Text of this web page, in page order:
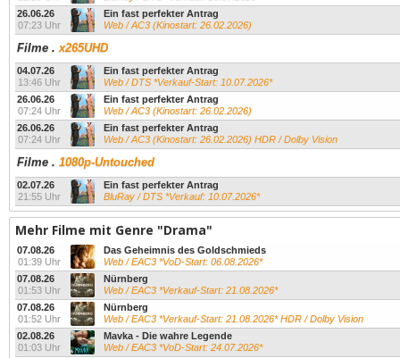
26.06.26
07:23 Uhr
Ein fast perfekter Antrag
Web / AC3 (Kinostart: 26.02.2026)
Filme .x265UHD
04.07.26
13:46 Uhr
Ein fast perfekter Antrag
Web / DTS *Verkauf-Start: 10.07.2026*
26.06.26
07:24 Uhr
Ein fast perfekter Antrag
Web / AC3 (Kinostart: 26.02.2026)
26.06.26
07:24 Uhr
Ein fast perfekter Antrag
Web / AC3 (Kinostart: 26.02.2026) HDR / Dolby Vision
Filme . 1080p-Untouched
02.07.26
21:55 Uhr
Ein fast perfekter Antrag
BluRay / DTS *Verkauf: 10.07.2026*
Mehr Filme mit Genre "Drama"
07.08.26
01:39 Uhr
Das Geheimnis des Goldschmieds
Web / EAC3 *VoD-Start: 06.08.2026*
07.08.26
01:53 Uhr
Nürnberg
Web / EAC3 *Verkauf-Start: 21.08.2026*
07.08.26
01:52 Uhr
Nürnberg
Web / EAC3 *Verkauf-Start: 21.08.2026* HDR / Dolby Vision
02.08.26
01:03 Uhr
Mavka - Die wahre Legende
Web / EAC3 *VoD-Start: 24.07.2026*